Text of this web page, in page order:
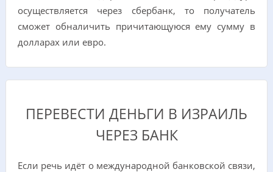
осуществляется через сбербанк, то получатель
сможет обналичить причитающуюся ему сумму в
долларах или евро.
ПЕРЕВЕСТИ ДЕНЬГИ В ИЗРАИЛЬ
ЧЕРЕЗ БАНК
Если речь идёт о международной банковской связи,